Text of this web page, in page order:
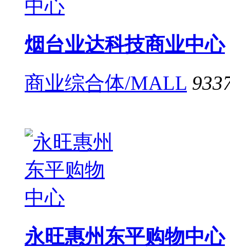
烟台业达科技商业中心
商业综合体/MALL
永旺惠州东平购物中心